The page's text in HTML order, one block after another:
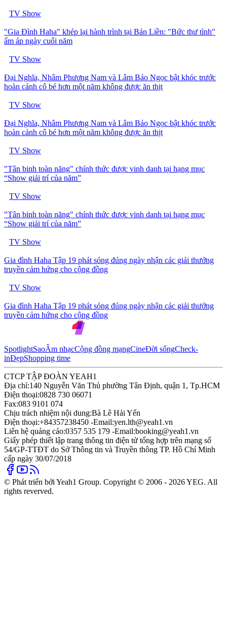
TV Show
"Gia Đình Haha" khép lại hành trình tại Bản Liền: "Bức thư tình"
ấm áp ngày cuối năm
TV Show
Đại Nghĩa, Nhâm Phương Nam và Lâm Bảo Ngọc bật khóc trước
hoàn cảnh cô bé hơn một năm không được ăn thịt
TV Show
Đại Nghĩa, Nhâm Phương Nam và Lâm Bảo Ngọc bật khóc trước
hoàn cảnh cô bé hơn một năm không được ăn thịt
TV Show
"Tân binh toàn năng" chính thức được vinh danh tại hạng mục
“Show giải trí của năm”
TV Show
"Tân binh toàn năng" chính thức được vinh danh tại hạng mục
“Show giải trí của năm”
TV Show
Gia đình Haha Tập 19 phát sóng đúng ngày nhận các giải thưởng
truyền cảm hứng cho cộng đồng
TV Show
Gia đình Haha Tập 19 phát sóng đúng ngày nhận các giải thưởng
truyền cảm hứng cho cộng đồng
SpotlightSaoÂm nhạcCộng đồng mạngCineĐời sốngCheck-
inĐẹpShopping time
CTCP TẬP ĐOÀN YEAH1
Địa chỉ:140 Nguyễn Văn Thủ phường Tân Định, quận 1, Tp.HCM
Điện thoại:0828 730 06071
Fax:083 9101 074
Chịu trách nhiệm nội dung:Bà Lê Hải Yến
Điện thoại:+84357238450 -Email:yen.lth@yeah1.vn
Liên hệ quảng cáo:0357 535 179 -Email:booking@yeah1.vn
Giấy phép thiết lập trang thông tin điện tử tổng hợp trên mạng số
54/GP-TTĐT do Sở Thông tin và Truyền thông TP. Hồ Chí Minh
cấp ngày 30/07/2018
© Phát triển bởi Yeah1 Group. Copyright © 2006 - 2026 YEG. All
rights reverved.